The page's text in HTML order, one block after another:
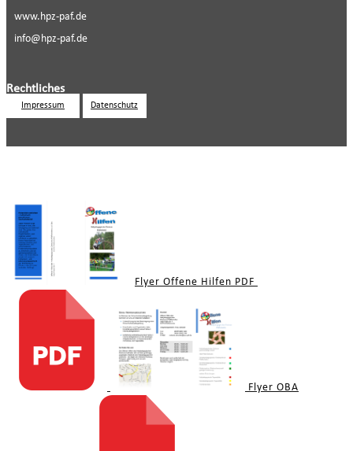
www.hpz-paf.de
info@hpz-paf.de
Rechtliches
Impressum Datenschutz
Flyer Offene Hilfen PDF
Flyer OBA